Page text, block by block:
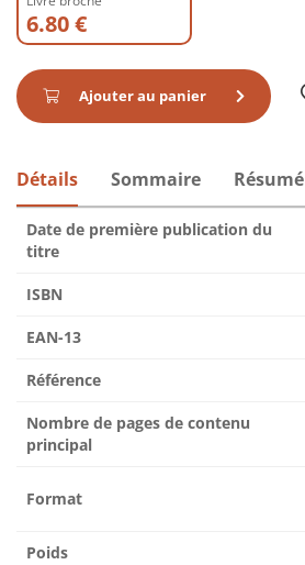
6.80 €
Ajouter au panier
Détails Sommaire Résumé
Date de première publication du
titre
ISBN
EAN-13
Référence
Nombre de pages de contenu
principal
Format
Poids